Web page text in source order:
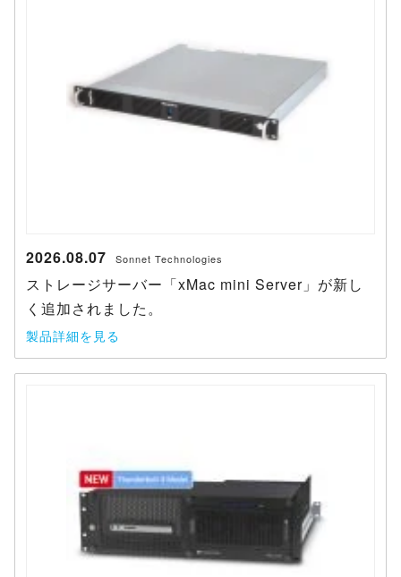
2026.08.07 Sonnet Technologies
ストレージサーバー「xMac mini Server」が新し
く追加されました。
製品詳細を見る